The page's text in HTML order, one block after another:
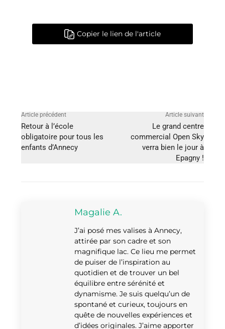
Copier le lien de l'article
Article précédent
Retour à l’école
obligatoire pour tous les
enfants d’Annecy
Article suivant
Le grand centre
commercial Open Sky
verra bien le jour à
Epagny !
Magalie A.
J’ai posé mes valises à Annecy,
attirée par son cadre et son
magnifique lac. Ce lieu me permet
de puiser de l’inspiration au
quotidien et de trouver un bel
équilibre entre sérénité et
dynamisme. Je suis quelqu’un de
spontané et curieux, toujours en
quête de nouvelles expériences et
d’idées originales. J’aime apporter